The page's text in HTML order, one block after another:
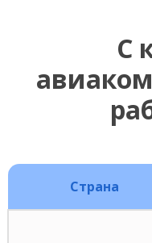
С
Страна